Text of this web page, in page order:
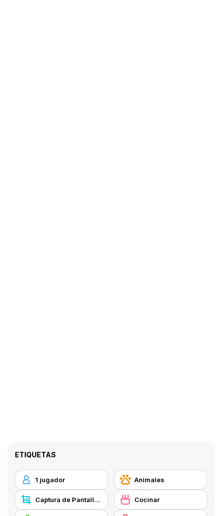
ETIQUETAS
1 jugador Animales
Captura de Pantalla Y8 Cocinar